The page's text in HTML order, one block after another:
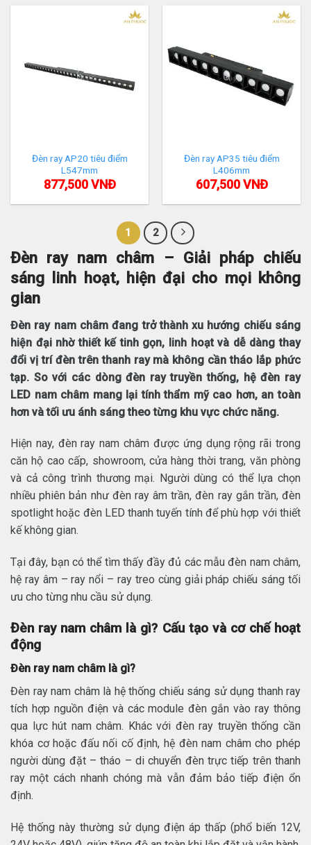
Đèn ray AP20 tiêu điểm
L547mm
877,500VNĐ
Đèn ray AP35 tiêu điểm
L406mm
607,500VNĐ
1 2
Đèn ray nam châm – Giải pháp chiếu
sáng linh hoạt, hiện đại cho mọi không
gian
Đèn ray nam châm đang trở thành xu hướng chiếu sáng
hiện đại nhờ thiết kế tinh gọn, linh hoạt và dễ dàng thay
đổi vị trí đèn trên thanh ray mà không cần tháo lắp phức
tạp. So với các dòng đèn ray truyền thống, hệ đèn ray
LED nam châm mang lại tính thẩm mỹ cao hơn, an toàn
hơn và tối ưu ánh sáng theo từng khu vực chức năng.
Hiện nay, đèn ray nam châm được ứng dụng rộng rãi trong
căn hộ cao cấp, showroom, cửa hàng thời trang, văn phòng
và cả công trình thương mại. Người dùng có thể lựa chọn
nhiều phiên bản như đèn ray âm trần, đèn ray gắn trần, đèn
spotlight hoặc đèn LED thanh tuyến tính để phù hợp với thiết
kế không gian.
Tại đây, bạn có thể tìm thấy đầy đủ các mẫu đèn nam châm,
hệ ray âm – ray nổi – ray treo cùng giải pháp chiếu sáng tối
ưu cho từng nhu cầu sử dụng.
Đèn ray nam châm là gì? Cấu tạo và cơ chế hoạt
động
Đèn ray nam châm là gì?
Đèn ray nam châm là hệ thống chiếu sáng sử dụng thanh ray
tích hợp nguồn điện và các module đèn gắn vào ray thông
qua lực hút nam châm. Khác với đèn ray truyền thống cần
khóa cơ hoặc đấu nối cố định, hệ đèn nam châm cho phép
người dùng đặt – tháo – di chuyển đèn trực tiếp trên thanh
ray một cách nhanh chóng mà vẫn đảm bảo tiếp điện ổn
định.
Hệ thống này thường sử dụng điện áp thấp (phổ biến 12V,